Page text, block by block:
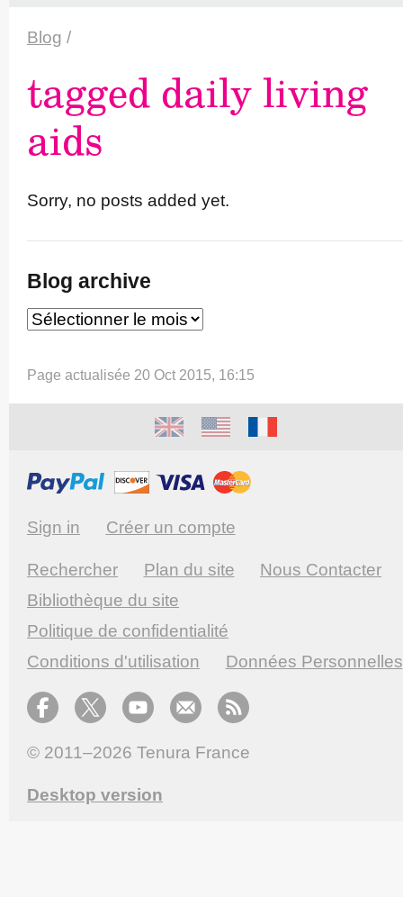
Blog /
tagged daily living
aids
Sorry, no posts added yet.
Blog archive
Page actualisée 20 Oct 2015, 16:15
Sign in Créer un compte
Rechercher Plan du site
Nous Contacter
Bibliothèque du site
Politique de confidentialité
Conditions d'utilisation
Données Personnelles
© 2011–2026 Tenura France
Desktop version